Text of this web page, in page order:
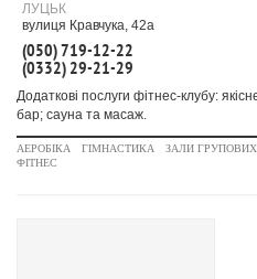
ЛУЦЬК
вулиця Кравчука, 42а
(050) 719-12-22
(0332) 29-21-29
Додаткові послуги фітнес-клубу:
бар; сауна та масаж.
АЕРОБІКА ГІМНАСТИКА ЗАЛИ
ФІТНЕС